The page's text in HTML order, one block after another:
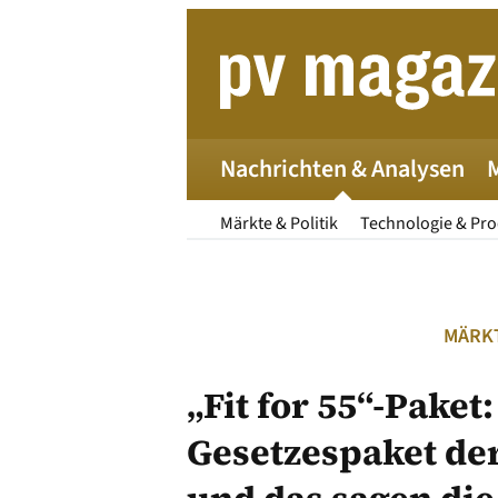
Nachrichten & Analysen
Märkte & Politik Technologie &
„Fit for 55“-
Gesetzespaket Die